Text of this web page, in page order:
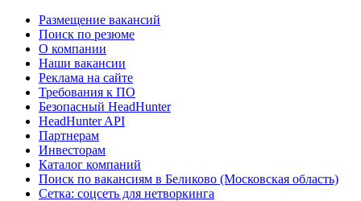
Размещение вакансий
Поиск по резюме
О компании
Наши вакансии
Реклама на сайте
Требования к ПО
Безопасный HeadHunter
HeadHunter API
Партнерам
Инвесторам
Каталог компаний
Поиск по вакансиям в Беликово (Московская область)
Сетка: соцсеть для нетворкинга